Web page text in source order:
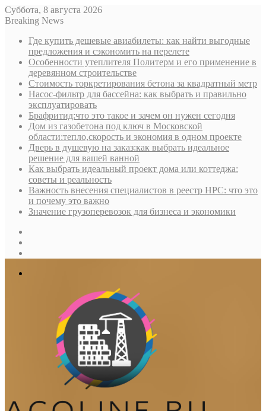
Суббота, 8 августа 2026
Breaking News
Где купить дешевые авиабилеты: как найти выгодные
предложения и сэкономить на перелете
Особенности утеплителя Политерм и его применение в
деревянном строительстве
Стоимость торкретирования бетона за квадратный метр
Насос-фильтр для бассейна: как выбрать и правильно
эксплуатировать
Брафритид:что это такое и зачем он нужен сегодня
Дом из газобетона под ключ в Московской
области:тепло,скорость и экономия в одном проекте
Дверь в душевую на заказ:как выбрать идеальное
решение для вашей ванной
Как выбрать идеальный проект дома или коттеджа:
советы и реальность
Важность внесения специалистов в реестр НРС: что это
и почему это важно
Значение грузоперевозок для бизнеса и экономики